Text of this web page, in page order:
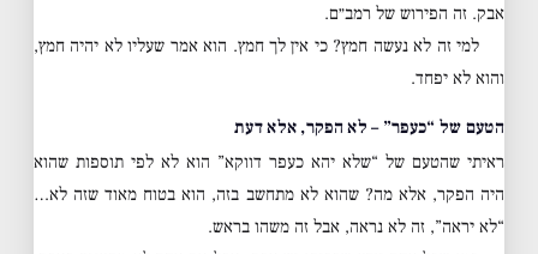
אבק. זה הפירוש של רמב״ם.
למי זה לא נעשה חמץ? כי אין לך חמץ. הוא אמר שעליו לא יהיה חמץ,
והוא לא יפחד.
הטעם של “כעפר” – לא הפקר, אלא דעת
ראיתי שהטעם של “שלא יהא כעפר דווקא” הוא לא לפי תוספות שהוא
היה הפקר, אלא מה? שהוא לא מתחשב בזה, הוא בטוח מאוד שזה לא…
“לא יראה”, זה לא נראה, אבל זה משהו בראש.